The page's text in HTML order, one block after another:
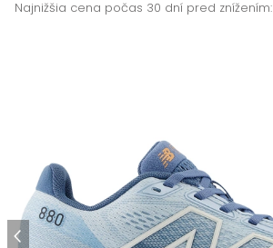
Najnižšia cena počas 30 dní pred znížením: